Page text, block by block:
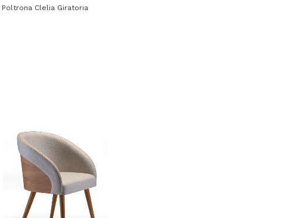
Poltrona Clelia Giratoria